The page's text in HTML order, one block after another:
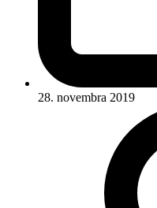
28. novembra 2019